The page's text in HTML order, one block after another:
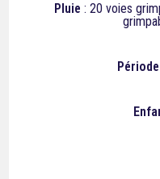
Pluie : 20 voies
Période